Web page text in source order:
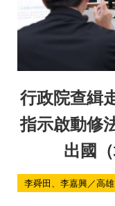
行政院查緝
指示啟動修
出國
李舜田、李嘉興／高雄